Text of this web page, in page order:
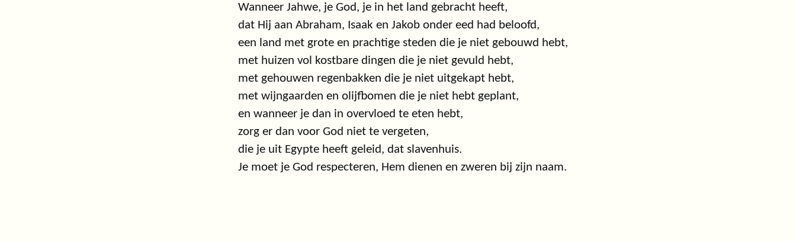
Wanneer Jahwe, je God, je in het land gebracht heeft,
dat Hij aan Abraham, Isaak en Jakob onder eed had beloofd,
een land met grote en prachtige steden die je niet gebouwd hebt,
met huizen vol kostbare dingen die je niet gevuld hebt,
met gehouwen regenbakken die je niet uitgekapt hebt,
met wijngaarden en olijfbomen die je niet hebt geplant,
en wanneer je dan in overvloed te eten hebt,
zorg er dan voor God niet te vergeten,
die je uit Egypte heeft geleid, dat slavenhuis.
Je moet je God respecteren, Hem dienen en zweren bij zijn naam.